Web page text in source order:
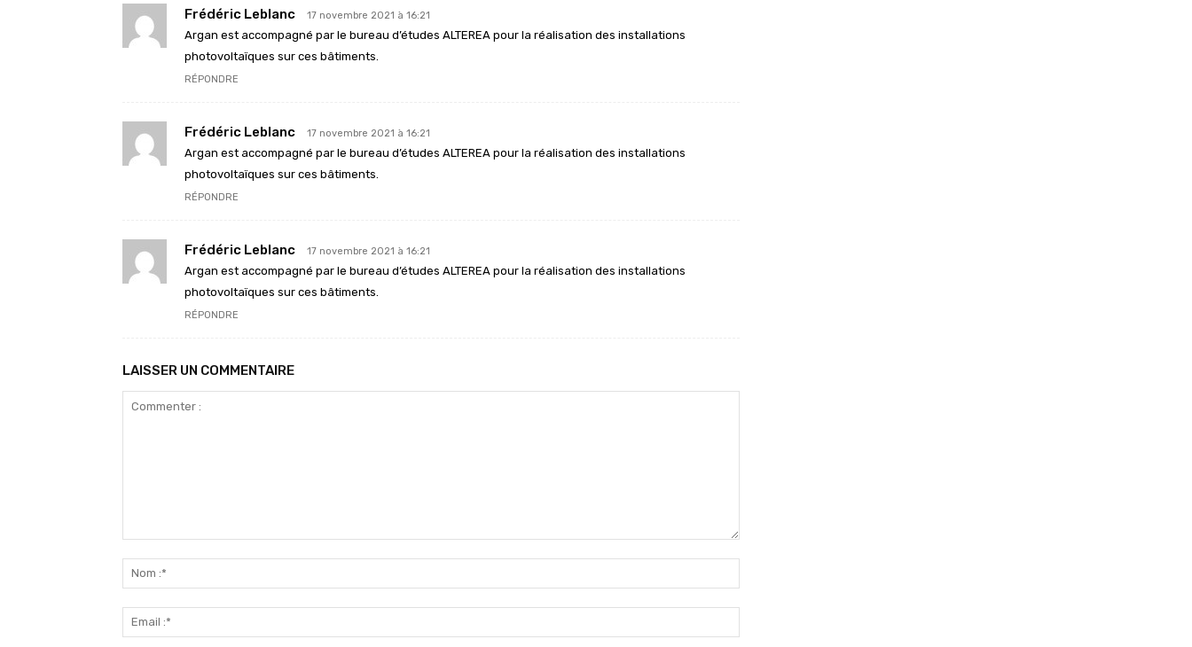
Frédéric Leblanc 17 novembre 2021 à 16:21
Argan est accompagné par le bureau d’études ALTEREA pour la réalisation des installations
photovoltaïques sur ces bâtiments.
RÉPONDRE
Frédéric Leblanc 17 novembre 2021 à 16:21
Argan est accompagné par le bureau d’études ALTEREA pour la réalisation des installations
photovoltaïques sur ces bâtiments.
RÉPONDRE
Frédéric Leblanc 17 novembre 2021 à 16:21
Argan est accompagné par le bureau d’études ALTEREA pour la réalisation des installations
photovoltaïques sur ces bâtiments.
RÉPONDRE
LAISSER UN COMMENTAIRE